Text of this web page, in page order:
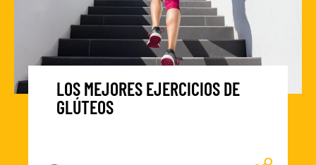
LOS MEJORES EJERCICIOS DE
GLÚTEOS